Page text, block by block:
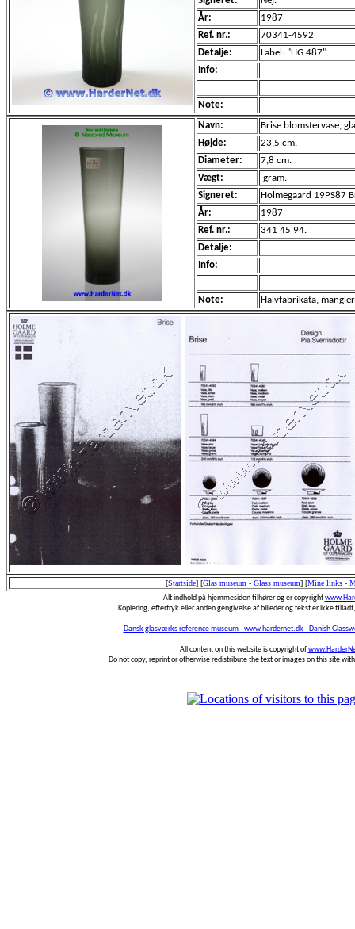
År:
1987
Ref. nr.:
70341-4592
Detalje:
Label: "HG 487"
Info:
Note:
Navn:
Brise blomstervase,
Højde:
23,5 cm.
Diameter:
7,8 cm.
Vægt:
gram.
Signeret:
Holmegaard 19PS87
År:
1987
Ref. nr.:
341 45 94.
Detalje:
Info:
Note: Halvfabrikata,
[Startside] [Glas museum - Glass museum] [Mine links -
Alt indhold på hjemmesiden tilhører og er copyright
Kopiering, eftertryk eller anden gengivelse af billeder og tekst er ikke
Dansk glasværks reference museum - www.hardernet.dk - Danish
All content on this website is copyright of
Do not copy, reprint or otherwise redistribute the text or images on this site